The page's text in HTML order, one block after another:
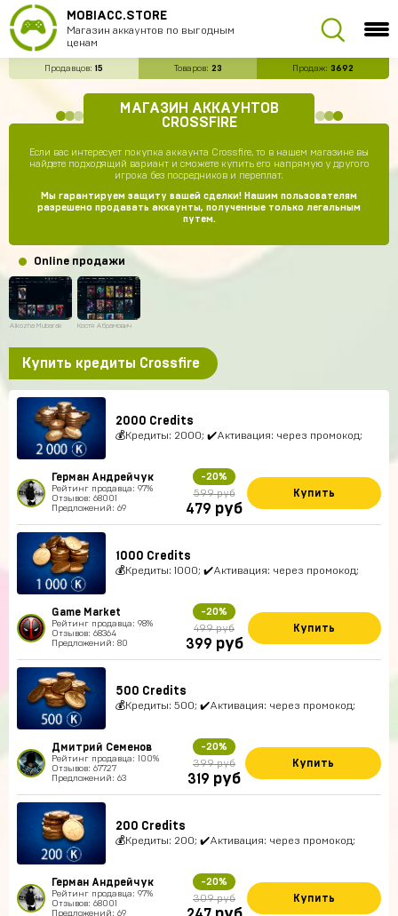
MOBIACC.STORE
Магазин аккаунтов по выгодным
ценам
Продавцов: 15 Товаров: 23 Продаж: 3692
МАГАЗИН АККАУНТОВ
CROSSFIRE
Если вас интересует покупка аккаунта Crossfire, то в нашем магазине вы
найдете подходящий вариант и сможете купить его напрямую у другого
игрока без посредников и переплат.
Мы гарантируем защиту вашей сделки! Нашим пользователям
разрешено продавать аккаунты, полученные только легальным
путем.
Online продажи
Aikozha Mubarak Костя Абрамович
Купить кредиты Crossfire
2000 Credits
💰Кредиты: 2000; ✔️Активация: через промокод;
Герман Андрейчук
Рейтинг продавца: 97%
Отзывов: 68001
Предложений: 69
-20%
599 руб
479 руб
Купить
1000 Credits
💰Кредиты: 1000; ✔️Активация: через промокод;
Game Market
Рейтинг продавца: 98%
Отзывов: 68364
Предложений: 80
-20%
499 руб
399 руб
Купить
500 Credits
💰Кредиты: 500; ✔️Активация: через промокод;
Дмитрий Семенов
Рейтинг продавца: 100%
Отзывов: 67727
Предложений: 63
-20%
399 руб
319 руб
Купить
200 Credits
💰Кредиты: 200; ✔️Активация: через промокод;
Герман Андрейчук
Рейтинг продавца: 97%
Отзывов: 68001
Предложений: 69
-20%
309 руб Купить